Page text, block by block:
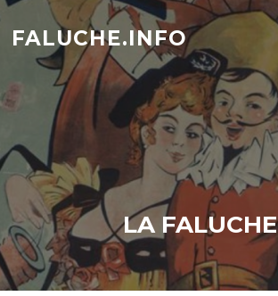
Aller
contenu
FALUCHE.INFO
LA FALUCHE